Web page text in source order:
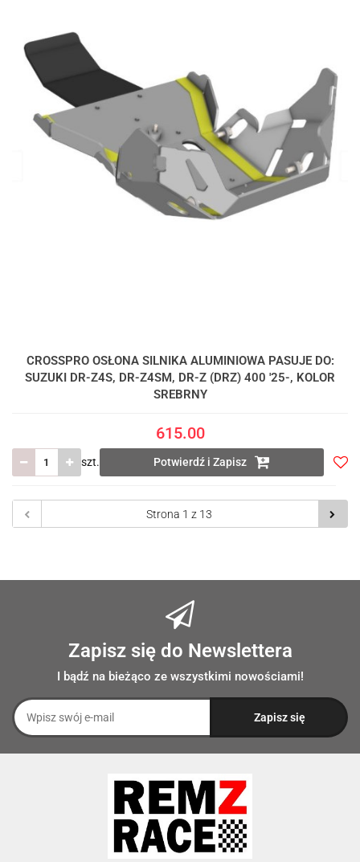
CROSSPRO OSŁONA SILNIKA ALUMINIOWA PASUJE DO:
SUZUKI DR-Z4S, DR-Z4SM, DR-Z (DRZ) 400 '25-, KOLOR
SREBRNY
615.00
szt. Potwierdź i Zapisz
Zapisz się do Newslettera
I bądź na bieżąco ze wszystkimi nowościami!